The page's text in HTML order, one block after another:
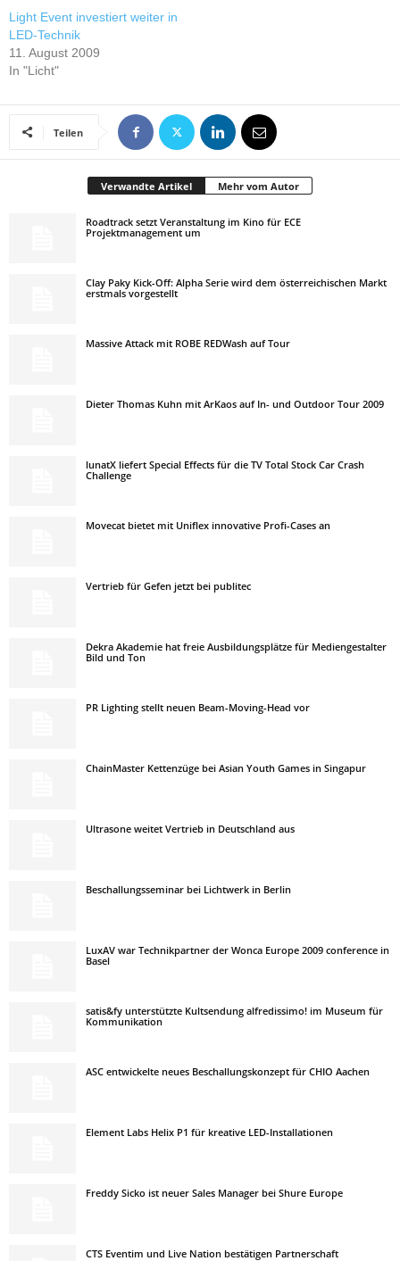
Light Event investiert weiter in
LED-Technik
11. August 2009
In "Licht"
Teilen
Verwandte Artikel Mehr vom Autor
Roadtrack setzt Veranstaltung im Kino für ECE
Projektmanagement um
Clay Paky Kick-Off: Alpha Serie wird dem österreichischen Markt
erstmals vorgestellt
Massive Attack mit ROBE REDWash auf Tour
Dieter Thomas Kuhn mit ArKaos auf In- und Outdoor Tour 2009
lunatX liefert Special Effects für die TV Total Stock Car Crash
Challenge
Movecat bietet mit Uniflex innovative Profi-Cases an
Vertrieb für Gefen jetzt bei publitec
Dekra Akademie hat freie Ausbildungsplätze für Mediengestalter
Bild und Ton
PR Lighting stellt neuen Beam-Moving-Head vor
ChainMaster Kettenzüge bei Asian Youth Games in Singapur
Ultrasone weitet Vertrieb in Deutschland aus
Beschallungsseminar bei Lichtwerk in Berlin
LuxAV war Technikpartner der Wonca Europe 2009 conference in
Basel
satis&fy unterstützte Kultsendung alfredissimo! im Museum für
Kommunikation
ASC entwickelte neues Beschallungskonzept für CHIO Aachen
Element Labs Helix P1 für kreative LED-Installationen
Freddy Sicko ist neuer Sales Manager bei Shure Europe
CTS Eventim und Live Nation bestätigen Partnerschaft